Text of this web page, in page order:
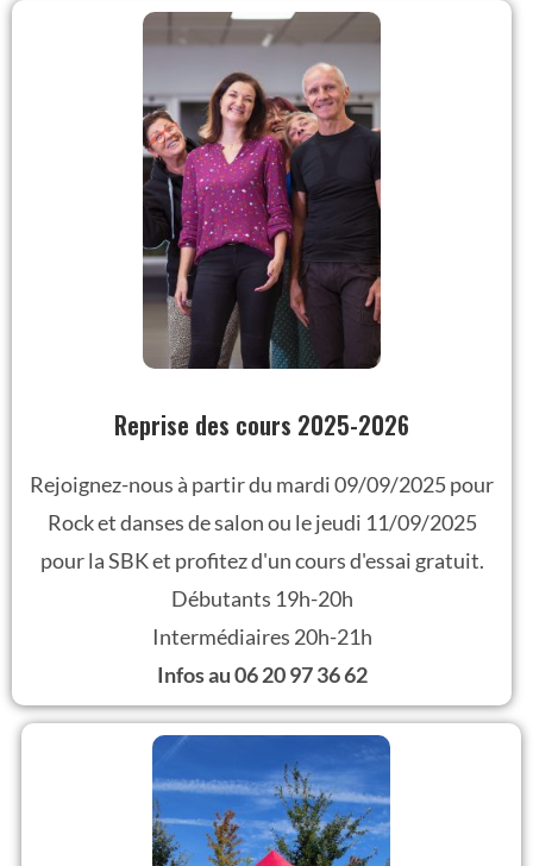
Reprise des cours 2025-2026
Rejoignez-nous à partir du mardi 09/09/2025 pour
Rock et danses de salon ou le jeudi 11/09/2025
pour la SBK et profitez d'un cours d'essai gratuit.
Débutants 19h-20h
Intermédiaires 20h-21h
Infos au 06 20 97 36 62